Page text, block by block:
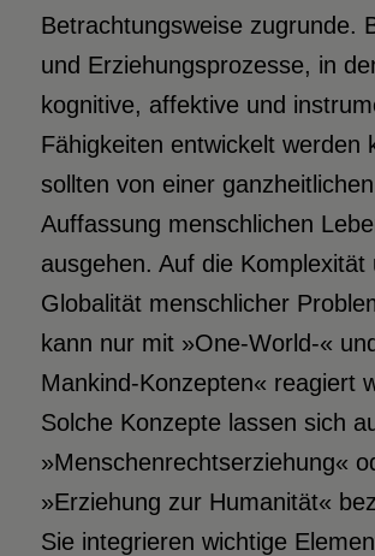
Betrachtungsweise zugrunde.
und Erziehungsprozesse, in
kognitive, affektive und
Fähigkeiten entwickelt werden
sollten von einer ganzheitlichen
Auffassung menschlichen
ausgehen. Auf die Komplexität
Globalität menschlicher
kann nur mit »One-World-«
Mankind-Konzepten« reagiert
Solche Konzepte lassen sich
»Menschenrechtserziehung«
»Erziehung zur Humanität«
Sie integrieren wichtige